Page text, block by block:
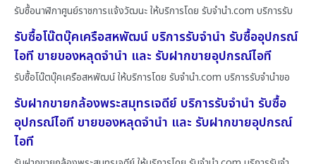
รับซื้อนาฬิกาศูนย์ราชการแจ้งวัฒนะ ให้บริการโดย รับจํานํา.com บริการรับ
รับซื้อโน๊ตบุ๊คเครือสหพัฒน์ บริการรับจำนำ รับซื้ออุปกรณ์
ไอที ขายของหลุดจำนำ และ รับฝากขายอุปกรณ์ไอที
รับซื้อโน๊ตบุ๊คเครือสหพัฒน์ ให้บริการโดย รับจํานํา.com บริการรับจำนำขอ
รับฝากขายกล้องพระสมุทรเจดีย์ บริการรับจำนำ รับซื้อ
อุปกรณ์ไอที ขายของหลุดจำนำ และ รับฝากขายอุปกรณ์
ไอที